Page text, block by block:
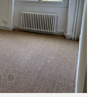
CONTACT